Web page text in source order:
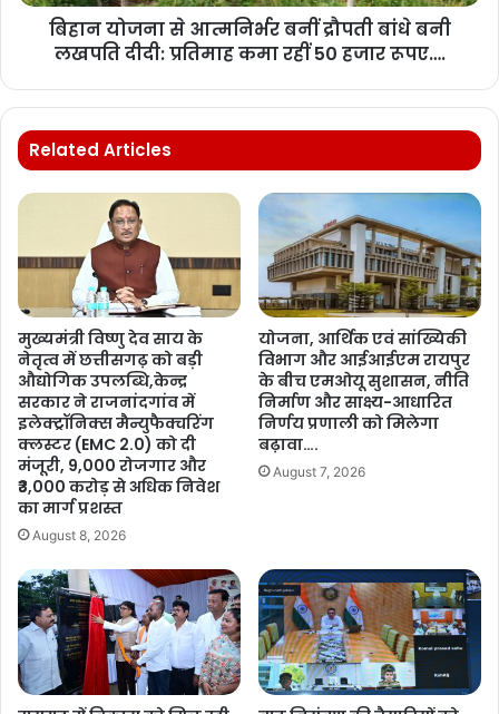
बिहान योजना से आत्मनिर्भर बनीं द्रौपती बांधे बनी
लखपति दीदी: प्रतिमाह कमा रहीं 50 हजार रूपए….
Related Articles
मुख्यमंत्री विष्णु देव साय के
नेतृत्व में छत्तीसगढ़ को बड़ी
औद्योगिक उपलब्धि,केन्द्र
सरकार ने राजनांदगांव में
इलेक्ट्रॉनिक्स मैन्युफैक्चरिंग
क्लस्टर (EMC 2.0) को दी
मंजूरी, 9,000 रोजगार और
₹3,000 करोड़ से अधिक निवेश
का मार्ग प्रशस्त
August 8, 2026
योजना, आर्थिक एवं सांख्यिकी
विभाग और आईआईएम रायपुर
के बीच एमओयू सुशासन, नीति
निर्माण और साक्ष्य-आधारित
निर्णय प्रणाली को मिलेगा
बढ़ावा….
August 7, 2026